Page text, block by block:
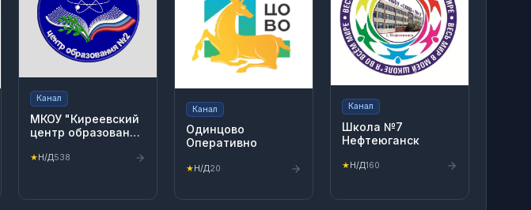
Канал
МКОУ "Киреевский
центр образования
область, ОО)
★ Н/Д538
Канал
Одинцово
Оперативно
★Н/Д20
Канал
Школа №7
Нефтеюганск
★ Н/Д160